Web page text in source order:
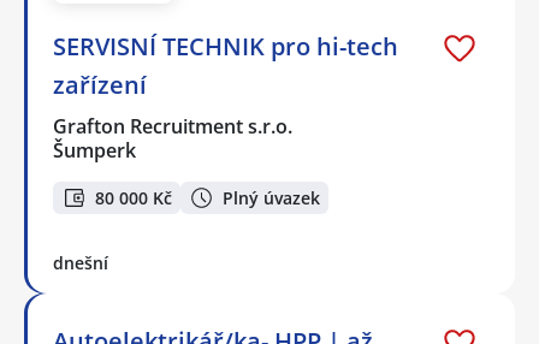
SERVISNÍ TECHNIK pro hi-tech
zařízení
Grafton Recruitment s.r.o.
Šumperk
80 000 Kč Plný úvazek
dnešní